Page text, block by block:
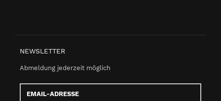
NEWSLETTER
Abmeldung jederzeit möglich
Adresse